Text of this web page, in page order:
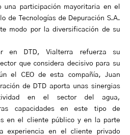
una participación mayoritaria en el
de Tecnologías de Depuración S.A.
modo por la diversificación de su
en DTD, Vialterra refuerza su
que considera decisivo para su
el CEO de esta compañía, Juan
de DTD aporta unas sinergias
en el sector del agua,
capacidades en este tipo de
en el cliente público y en la parte
experiencia en el cliente privado